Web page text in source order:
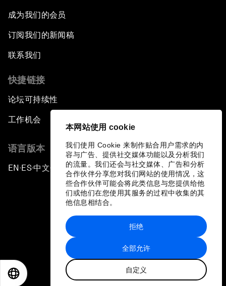
本网站使用 cookie
我们使用 Cookie 来制作贴合用户需求的内
容与广告、提供社交媒体功能以及分析我们
的流量。我们还会与社交媒体、广告和分析
合作伙伴分享您对我们网站的使用情况，这
些合作伙伴可能会将此类信息与您提供给他
们或他们在您使用其服务的过程中收集的其
他信息相结合。
全部允许
自定义
拒绝
成为我们的会员
订阅我们的新闻稿
联系我们
快捷链接
论坛可持续性
工作机会
语言版本
EN ▪ES▪中文▪ 日本語
站点地图
世界经济论坛